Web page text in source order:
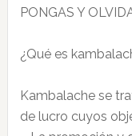
PONGAS Y
¿Qué es
Kambalache se
de lucro cuyos